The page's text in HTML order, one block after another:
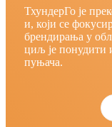
ТхундерГо је
и, који се
брендирања у
циљ је понудити
пуњача.